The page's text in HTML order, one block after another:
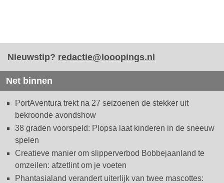
Nieuwstip? redactie@looopings.nl
Net binnen
PortAventura trekt na 27 seizoenen de stekker uit
bekroonde avondshow
38 graden voorspeld: Plopsa laat kinderen in de sneeuw
spelen
Creatieve manier om slipperverbod Bobbejaanland te
omzeilen: afzetlint om je voeten
Phantasialand verandert uiterlijk van twee mascottes: